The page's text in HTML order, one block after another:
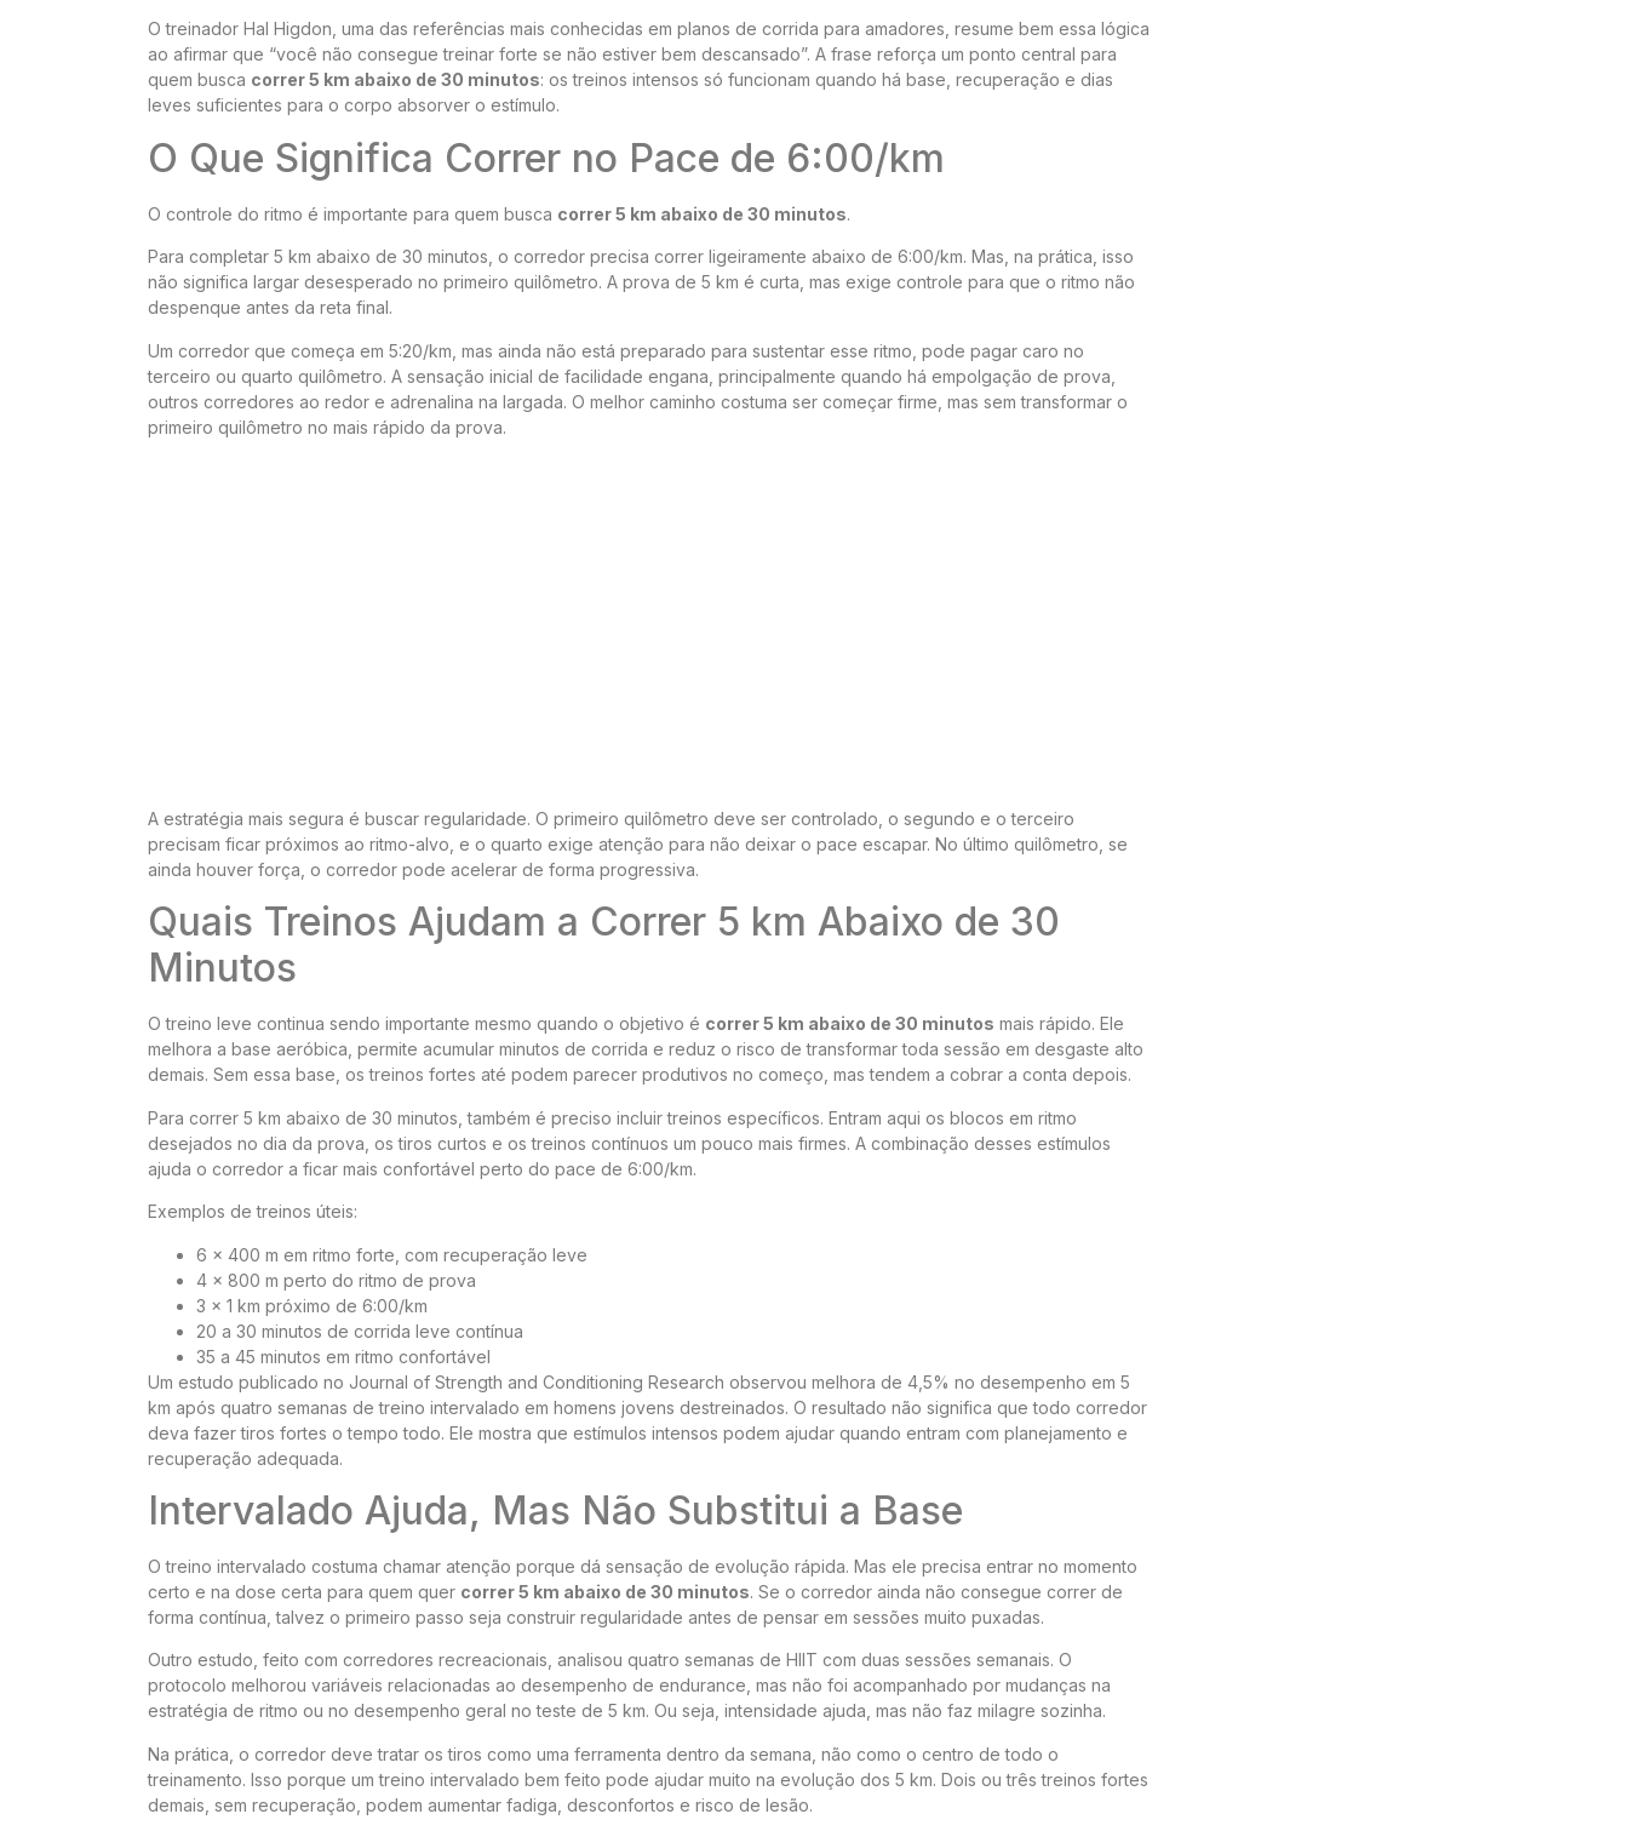
O treinador Hal Higdon, uma das referências mais conhecidas em planos de corrida para amadores, resume bem essa lógica
ao afirmar que “você não consegue treinar forte se não estiver bem descansado”. A frase reforça um ponto central para
quem busca correr 5 km abaixo de 30 minutos: os treinos intensos só funcionam quando há base, recuperação e dias
leves suficientes para o corpo absorver o estímulo.
O Que Significa Correr no Pace de 6:00/km
O controle do ritmo é importante para quem busca correr 5 km abaixo de 30 minutos.
Para completar 5 km abaixo de 30 minutos, o corredor precisa correr ligeiramente abaixo de 6:00/km. Mas, na prática, isso
não significa largar desesperado no primeiro quilômetro. A prova de 5 km é curta, mas exige controle para que o ritmo não
despenque antes da reta final.
Um corredor que começa em 5:20/km, mas ainda não está preparado para sustentar esse ritmo, pode pagar caro no
terceiro ou quarto quilômetro. A sensação inicial de facilidade engana, principalmente quando há empolgação de prova,
outros corredores ao redor e adrenalina na largada. O melhor caminho costuma ser começar firme, mas sem transformar o
primeiro quilômetro no mais rápido da prova.
A estratégia mais segura é buscar regularidade. O primeiro quilômetro deve ser controlado, o segundo e o terceiro
precisam ficar próximos ao ritmo-alvo, e o quarto exige atenção para não deixar o pace escapar. No último quilômetro, se
ainda houver força, o corredor pode acelerar de forma progressiva.
Quais Treinos Ajudam a Correr 5 km Abaixo de 30
Minutos
O treino leve continua sendo importante mesmo quando o objetivo é correr 5 km abaixo de 30 minutos mais rápido. Ele
melhora a base aeróbica, permite acumular minutos de corrida e reduz o risco de transformar toda sessão em desgaste alto
demais. Sem essa base, os treinos fortes até podem parecer produtivos no começo, mas tendem a cobrar a conta depois.
Para correr 5 km abaixo de 30 minutos, também é preciso incluir treinos específicos. Entram aqui os blocos em ritmo
desejados no dia da prova, os tiros curtos e os treinos contínuos um pouco mais firmes. A combinação desses estímulos
ajuda o corredor a ficar mais confortável perto do pace de 6:00/km.
Exemplos de treinos úteis:
6 x 400 m em ritmo forte, com recuperação leve
4 x 800 m perto do ritmo de prova
3 x 1 km próximo de 6:00/km
20 a 30 minutos de corrida leve contínua
35 a 45 minutos em ritmo confortável
Um estudo publicado no Journal of Strength and Conditioning Research observou melhora de 4,5% no desempenho em 5
km após quatro semanas de treino intervalado em homens jovens destreinados. O resultado não significa que todo corredor
deva fazer tiros fortes o tempo todo. Ele mostra que estímulos intensos podem ajudar quando entram com planejamento e
recuperação adequada.
Intervalado Ajuda, Mas Não Substitui a Base
O treino intervalado costuma chamar atenção porque dá sensação de evolução rápida. Mas ele precisa entrar no momento
certo e na dose certa para quem quer correr 5 km abaixo de 30 minutos. Se o corredor ainda não consegue correr de
forma contínua, talvez o primeiro passo seja construir regularidade antes de pensar em sessões muito puxadas.
Outro estudo, feito com corredores recreacionais, analisou quatro semanas de HIIT com duas sessões semanais. O
protocolo melhorou variáveis relacionadas ao desempenho de endurance, mas não foi acompanhado por mudanças na
estratégia de ritmo ou no desempenho geral no teste de 5 km. Ou seja, intensidade ajuda, mas não faz milagre sozinha.
Na prática, o corredor deve tratar os tiros como uma ferramenta dentro da semana, não como o centro de todo o
treinamento. Isso porque um treino intervalado bem feito pode ajudar muito na evolução dos 5 km. Dois ou três treinos fortes
demais, sem recuperação, podem aumentar fadiga, desconfortos e risco de lesão.